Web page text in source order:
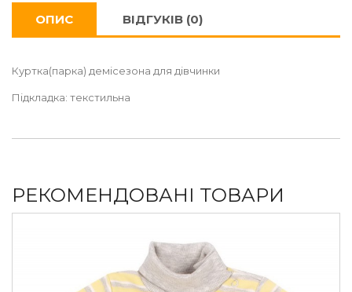
ОПИС ВІДГУКІВ (0)
Куртка(парка) демісезона для дівчинки
Підкладка: текстильна
РЕКОМЕНДОВАНІ ТОВАРИ